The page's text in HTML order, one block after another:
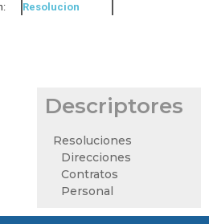
Resolucion
Descriptores
Resoluciones
Direcciones
Contratos
Personal